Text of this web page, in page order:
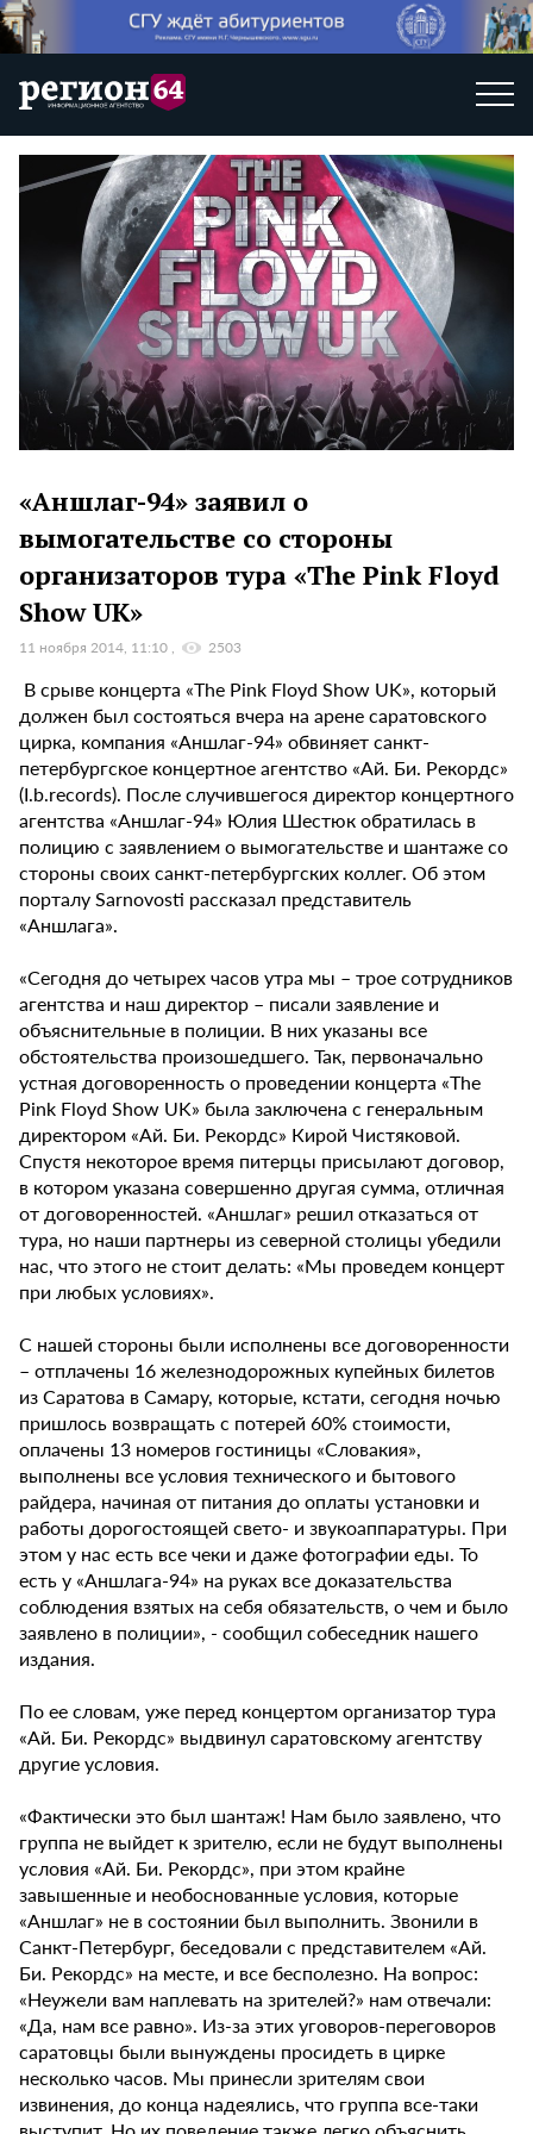
«Аншлаг-94» заявил о
вымогательстве со стороны
организаторов тура «The Pink Floyd
Show UK»
11 ноября 2014, 11:10 2503
В срыве концерта «The Pink Floyd Show UK», который
должен был состояться вчера на арене саратовского
цирка, компания «Аншлаг-94» обвиняет санкт-
петербургское концертное агентство «Ай. Би. Рекордс»
(I.b.records). После случившегося директор концертного
агентства «Аншлаг-94» Юлия Шестюк обратилась в
полицию с заявлением о вымогательстве и шантаже со
стороны своих санкт-петербургских коллег. Об этом
порталу Sarnovosti рассказал представитель
«Аншлага».
«Сегодня до четырех часов утра мы – трое сотрудников
агентства и наш директор – писали заявление и
объяснительные в полиции. В них указаны все
обстоятельства произошедшего. Так, первоначально
устная договоренность о проведении концерта «The
Pink Floyd Show UK» была заключена с генеральным
директором «Ай. Би. Рекордс» Кирой Чистяковой.
Спустя некоторое время питерцы присылают договор,
в котором указана совершенно другая сумма, отличная
от договоренностей. «Аншлаг» решил отказаться от
тура, но наши партнеры из северной столицы убедили
нас, что этого не стоит делать: «Мы проведем концерт
при любых условиях».
С нашей стороны были исполнены все договоренности
– отплачены 16 железнодорожных купейных билетов
из Саратова в Самару, которые, кстати, сегодня ночью
пришлось возвращать с потерей 60% стоимости,
оплачены 13 номеров гостиницы «Словакия»,
выполнены все условия технического и бытового
райдера, начиная от питания до оплаты установки и
работы дорогостоящей свето- и звукоаппаратуры. При
этом у нас есть все чеки и даже фотографии еды. То
есть у «Аншлага-94» на руках все доказательства
соблюдения взятых на себя обязательств, о чем и было
заявлено в полиции», - сообщил собеседник нашего
издания.
По ее словам, уже перед концертом организатор тура
«Ай. Би. Рекордс» выдвинул саратовскому агентству
другие условия.
«Фактически это был шантаж! Нам было заявлено, что
группа не выйдет к зрителю, если не будут выполнены
условия «Ай. Би. Рекордс», при этом крайне
завышенные и необоснованные условия, которые
«Аншлаг» не в состоянии был выполнить. Звонили в
Санкт-Петербург, беседовали с представителем «Ай.
Би. Рекордс» на месте, и все бесполезно. На вопрос:
«Неужели вам наплевать на зрителей?» нам отвечали:
«Да, нам все равно». Из-за этих уговоров-переговоров
саратовцы были вынуждены просидеть в цирке
несколько часов. Мы принесли зрителям свои
извинения, до конца надеялись, что группа все-таки